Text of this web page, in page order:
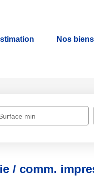
Nos
min
/ comm.